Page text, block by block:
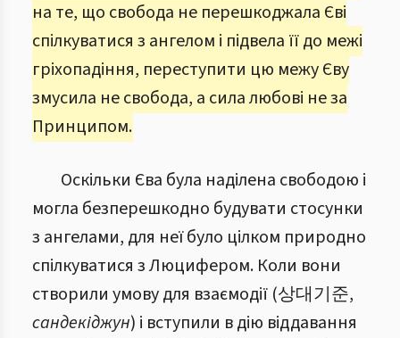
на те, що свобода не перешкоджала Єві
спілкуватися з ангелом і підвела її до межі
гріхопадіння, переступити цю межу Єву
змусила не свобода, а сила любові не за
Принципом.
Оскільки Єва була наділена свободою і
могла безперешкодно будувати стосунки
з ангелами, для неї було цілком природно
спілкуватися з Люцифером. Коли вони
створили умову для взаємодії (상대기준,
сандекіджун) і вступили в дію віддавання